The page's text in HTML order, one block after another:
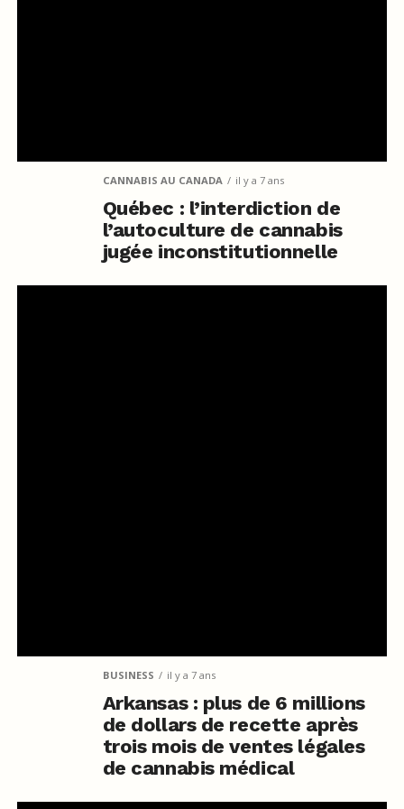
CANNABIS AU CANADA il y a 7 ans
Québec : l’interdiction de
l’autoculture de cannabis
jugée inconstitutionnelle
BUSINESS il y a 7 ans
Arkansas : plus de 6 millions
de dollars de recette après
trois mois de ventes légales
de cannabis médical